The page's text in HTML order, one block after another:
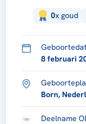
0x goud
8 februari
Born,
Deelname